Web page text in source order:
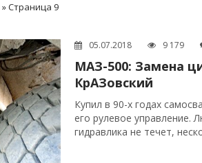
» Страница 9
05.07.2018 9 179
МАЗ-500: Замена
КрАЗовский
Купил в 90-х годах
его рулевое управление.
гидравлика не течет,